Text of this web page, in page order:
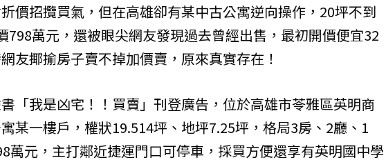
價招攬買氣，但在高雄卻有某中古公寓逆向操作，20坪不到
798萬元，還被眼尖網友發現過去曾經出售，最初開價便宜32
友揶揄房子賣不掉加價賣，原來真實存在！
「我是凶宅！！買賣」刊登廣告，位於高雄市苓雅區英明商
某一樓戶，權狀19.514坪、地坪7.25坪，格局3房、2廳、1
萬元，主打鄰近捷運門口可停車，採買方便還享有英明國中學